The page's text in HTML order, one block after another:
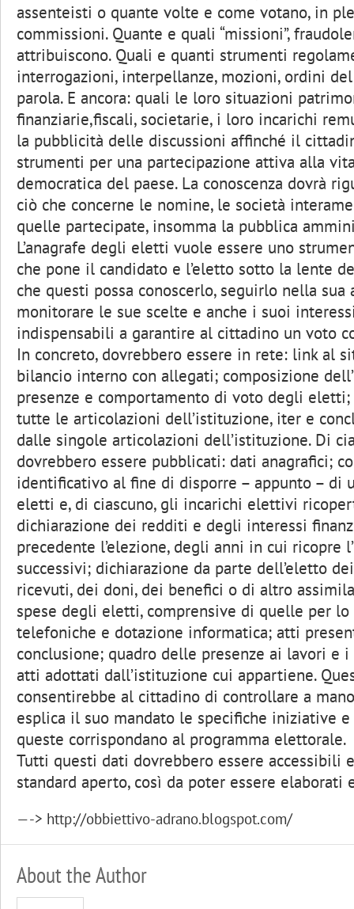
assenteisti o quante volte e come votano, in
commissioni. Quante e quali “missioni”,
attribuiscono. Quali e quanti strumenti
interrogazioni, interpellanze, mozioni, ordini
parola. E ancora: quali le loro situazioni
finanziarie,fiscali, societarie, i loro incarichi
la pubblicità delle discussioni affinché il
strumenti per una partecipazione attiva alla
democratica del paese. La conoscenza dovrà
ciò che concerne le nomine, le società
quelle partecipate, insomma la pubblica
L’anagrafe degli eletti vuole essere uno
che pone il candidato e l’eletto sotto la lente
che questi possa conoscerlo, seguirlo nella
monitorare le sue scelte e anche i suoi
indispensabili a garantire al cittadino un voto
In concreto, dovrebbero essere in rete: link al
bilancio interno con allegati; composizione
presenze e comportamento di voto degli
tutte le articolazioni dell’istituzione, iter e
dalle singole articolazioni dell’istituzione. Di
dovrebbero essere pubblicati: dati anagrafici;
identificativo al fine di disporre – appunto – di
eletti e, di ciascuno, gli incarichi elettivi
dichiarazione dei redditi e degli interessi
precedente l’elezione, degli anni in cui ricopre
successivi; dichiarazione da parte dell’eletto
ricevuti, dei doni, dei benefici o di altro
spese degli eletti, comprensive di quelle per lo
telefoniche e dotazione informatica; atti
conclusione; quadro delle presenze ai lavori e
atti adottati dall’istituzione cui appartiene.
consentirebbe al cittadino di controllare a
esplica il suo mandato le specifiche iniziative e
queste corrispondano al programma elettorale.
Tutti questi dati dovrebbero essere accessibili
standard aperto, così da poter essere elaborati
—-> http://obbiettivo-adrano.blogspot.com/
About the Author